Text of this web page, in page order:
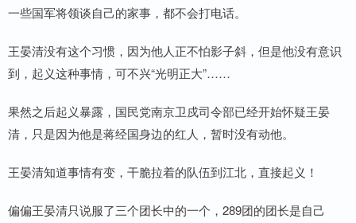
一些国军将领谈自己的家事，都不会打电话。
王晏清没有这个习惯，因为他人正不怕影子斜，但是他没有意识
到，起义这种事情，可不兴“光明正大”……
果然之后起义暴露，国民党南京卫戍司令部已经开始怀疑王晏
清，只是因为他是蒋经国身边的红人，暂时没有动他。
王晏清知道事情有变，干脆拉着的队伍到江北，直接起义！
偏偏王晏清只说服了三个团长中的一个，289团的团长是自己